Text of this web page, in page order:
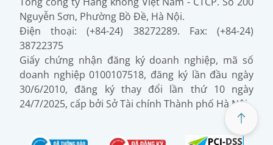
Nguyễn Sơn, Phường Bồ Đề, Hà Nội.
Điện thoại: (+84-24) 38272289. Fax: (+84-24)
38722375
Giấy chứng nhận đăng ký doanh nghiệp, mã số
doanh nghiệp 0100107518, đăng ký lần đầu ngày
30/6/2010, đăng ký thay đổi lần thứ 10 ngày
24/7/2025, cấp bởi Sở Tài chính Thành phố Hà Nội.